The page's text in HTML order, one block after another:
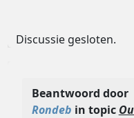
Discussie gesloten.
Beantwoord door
Rondeb in topic